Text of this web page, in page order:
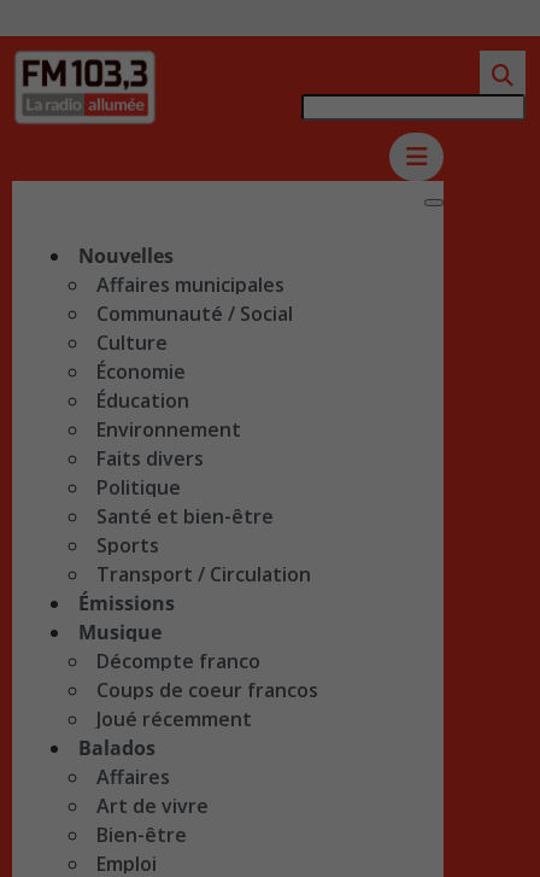
Nouvelles
Affaires municipales
Communauté / Social
Culture
Économie
Éducation
Environnement
Faits divers
Politique
Santé et bien-être
Sports
Transport / Circulation
Émissions
Musique
Décompte franco
Coups de coeur francos
Joué récemment
Balados
Affaires
Art de vivre
Bien-être
Emploi